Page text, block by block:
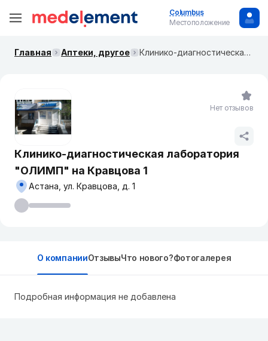
Columbus
Местоположение
Главная Аптеки, другое Клинико-диагностическая лаборатория "ОЛИМП" на Кравцова 1
Клинико-диагностическая лаборатория
"ОЛИМП" на Кравцова 1
Астана, ул. Кравцова, д. 1
Нет отзывов
О компанииОтзывыЧто нового?Фотогалерея
Подробная информация не добавлена